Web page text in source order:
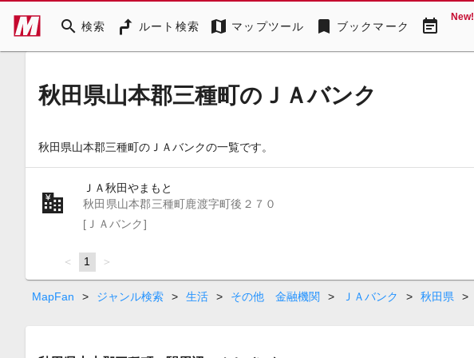
search 検索 ルート検索 map マップツール bookmark ブックマーク event_note New!
秋田県山本郡三種町のＪＡバンク
秋田県山本郡三種町のＪＡバンクの一覧です。
ＪＡ秋田やまもと
秋田県山本郡三種町鹿渡字町後２７０
[ＪＡバンク]
page
You're
on
page
1 page
MapFan > ジャンル検索 > 生活 > その他 金融機関 > ＪＡバンク > 秋田県 >